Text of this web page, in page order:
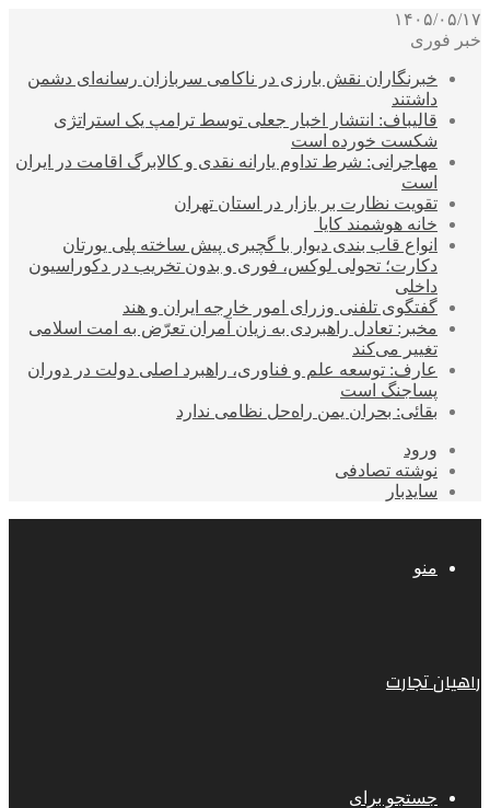
۱۴۰۵/۰۵/۱۷
خبر فوری
خبرنگاران نقش بارزی در ناکامی سربازان رسانه‌ای دشمن
داشتند
قالیباف: انتشار اخبار جعلی توسط ترامپ یک استراتژی
شکست خورده است
مهاجرانی: شرط تداوم یارانه نقدی و کالابرگ اقامت در ایران
است
تقویت نظارت بر بازار در استان تهران
خانه هوشمند کایا
انواع قاب بندی دیوار با گچبری پیش ساخته پلی یورتان
دکارت؛ تحولی لوکس، فوری و بدون تخریب در دکوراسیون
داخلی
گفتگوی تلفنی وزرای امور خارجه ایران و هند
مخبر: تعادل راهبردی به زیان آمران تعرّض به امت اسلامی
تغییر می‌کند
عارف: توسعه علم و فناوری، راهبرد اصلی دولت در دوران
پساجنگ است
بقائی: بحران یمن راه‌حل نظامی ندارد
ورود
نوشته تصادفی
سایدبار
منو
راهیان تجارت
جستجو برای